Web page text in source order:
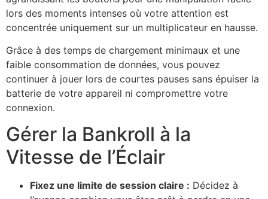
lors des moments intenses où votre attention est
concentrée uniquement sur un multiplicateur en hausse.
Grâce à des temps de chargement minimaux et une
faible consommation de données, vous pouvez
continuer à jouer lors de courtes pauses sans épuiser la
batterie de votre appareil ni compromettre votre
connexion.
Gérer la Bankroll à la
Vitesse de l’Éclair
Fixez une limite de session claire : Décidez à